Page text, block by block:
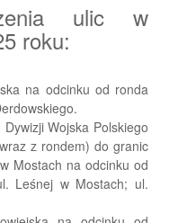
ulic w
roku:
na odcinku od ronda
Wojska Polskiego
z rondem) do granic
Mostach na odcinku od
Leśnej w Mostach; ul.